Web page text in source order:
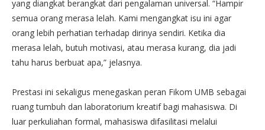
yang diangkat berangkat dari pengalaman universal. “Hampir
semua orang merasa lelah. Kami mengangkat isu ini agar
orang lebih perhatian terhadap dirinya sendiri. Ketika dia
merasa lelah, butuh motivasi, atau merasa kurang, dia jadi
tahu harus berbuat apa,” jelasnya.
Prestasi ini sekaligus menegaskan peran Fikom UMB sebagai
ruang tumbuh dan laboratorium kreatif bagi mahasiswa. Di
luar perkuliahan formal, mahasiswa difasilitasi melalui